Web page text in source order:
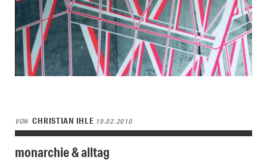
VON CHRISTIAN IHLE 19.02.2010
monarchie & alltag